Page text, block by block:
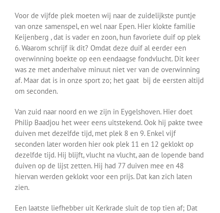
Voor de vijfde plek moeten wij naar de zuidelijkste puntje
van onze samenspel, en wel naar Epen. Hier klokte familie
Keijenberg , dat is vader en zoon, hun favoriete duif op plek
6. Waarom schrijf ik dit? Omdat deze duif al eerder een
overwinning boekte op een eendaagse fondvlucht. Dit keer
was ze met anderhalve minuut niet ver van de overwinning
af. Maar dat is in onze sport zo; het gaat bij de eersten altijd
om seconden.
Van zuid naar noord en we zijn in Eygelshoven. Hier doet
Philip Baadjou het weer eens uitstekend. Ook hij pakte twee
duiven met dezelfde tijd, met plek 8 en 9. Enkel vijf
seconden later worden hier ook plek 11 en 12 geklokt op
dezelfde tijd. Hij blijft, vlucht na vlucht, aan de lopende band
duiven op de lijst zetten. Hij had 77 duiven mee en 48
hiervan werden geklokt voor een prijs. Dat kan zich laten
zien.
Een laatste liefhebber uit Kerkrade sluit de top tien af; Dat